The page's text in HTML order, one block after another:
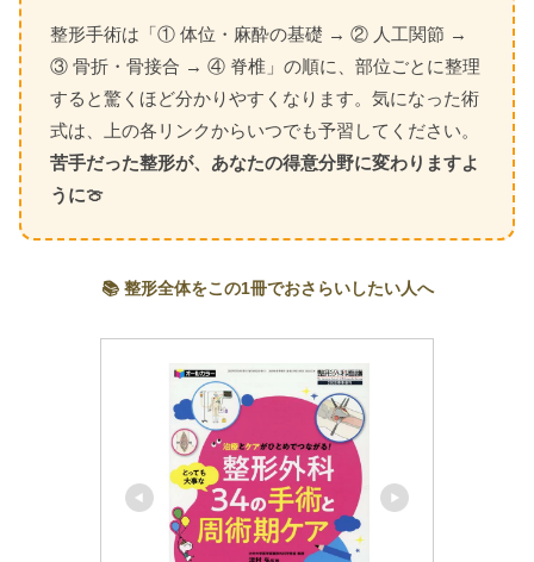
整形手術は「① 体位・麻酔の基礎 → ② 人工関節 →
③ 骨折・骨接合 → ④ 脊椎」の順に、部位ごとに整理
すると驚くほど分かりやすくなります。気になった術
式は、上の各リンクからいつでも予習してください。
苦手だった整形が、あなたの得意分野に変わりますよ
うに🍈
📚 整形全体をこの1冊でおさらいしたい人へ